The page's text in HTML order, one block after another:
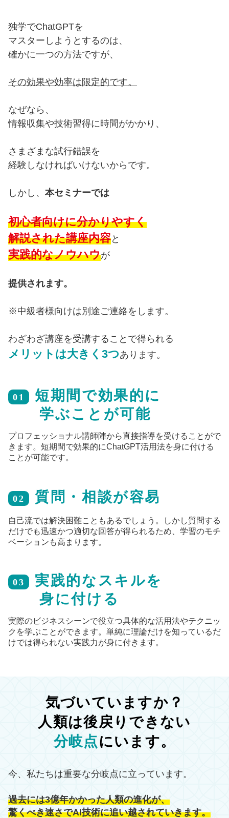
独学でChatGPTを
マスターしようとするのは、
確かに一つの方法ですが、
その効果や効率は限定的です。
なぜなら、
情報収集や技術習得に時間がかかり、
さまざまな試行錯誤を
経験しなければいけないからです。
しかし、 本セミナーでは
初心者向けに分かりやすく
解説された講座内容と
実践的なノウハウが
提供されます。
※中級者様向けは別途ご連絡をします。
わざわざ講座を受講することで得られる
メリットは大きく3つあります。
01
短期間で効果的に
学ぶことが可能
プロフェッショナル講師陣から直接指導を受けることがで
きます。短期間で効果的にChatGPT活用法を身に付ける
ことが可能です。
02 質問・相談が容易
自己流では解決困難こともあるでしょう。しかし質問する
だけでも迅速かつ適切な回答が得られるため、学習のモチ
ベーションも高まります。
03
実践的なスキルを
身に付ける
実際のビジネスシーンで役立つ具体的な活用法やテクニッ
クを学ぶことができます。単純に理論だけを知っているだ
けでは得られない実践力が身に付きます。
気づいていますか？
人類は後戻りできない
分岐点にいます。
今、私たちは重要な分岐点に立っています。
過去には3億年かかった人類の進化が、
驚くべき速さでAI技術に追い越されていきます。